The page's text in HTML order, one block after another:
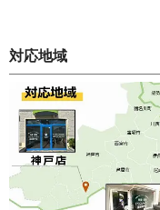
対応地域